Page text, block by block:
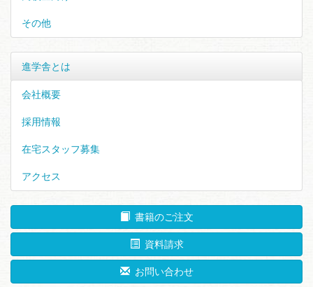
その他
進学舎とは
会社概要
採用情報
在宅スタッフ募集
アクセス
書籍のご注文
資料請求
お問い合わせ